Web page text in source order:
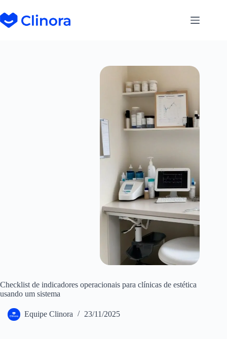
Checklist de indicadores operacionais para clínicas de estética
usando um sistema
Equipe Clinora 23/11/2025